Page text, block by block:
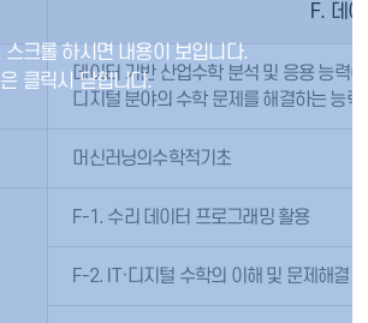
F. 데
데이터 기반 산업수학 분석 및 응용 능력
디지털 분야의 수학 문제를 해결하는 능력
머신러닝의수학적기초
F-1. 수리 데이터 프로그래밍 활용
F-2. IT·디지털 수학의 이해 및 문제해결